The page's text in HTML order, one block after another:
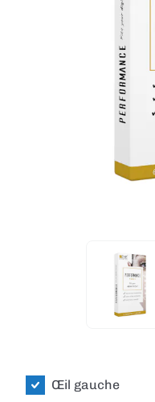
Œil gauche